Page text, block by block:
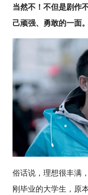
当然不！不但是剧作
己顽强、勇敢的一面。
俗话说，理想很丰满
刚毕业的大学生，原